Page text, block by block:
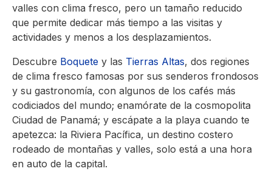
valles con clima fresco, pero un tamaño reducido
que permite dedicar más tiempo a las visitas y
actividades y menos a los desplazamientos.
Descubre Boquete y las Tierras Altas, dos regiones
de clima fresco famosas por sus senderos frondosos
y su gastronomía, con algunos de los cafés más
codiciados del mundo; enamórate de la cosmopolita
Ciudad de Panamá; y escápate a la playa cuando te
apetezca: la Riviera Pacífica, un destino costero
rodeado de montañas y valles, solo está a una hora
en auto de la capital.